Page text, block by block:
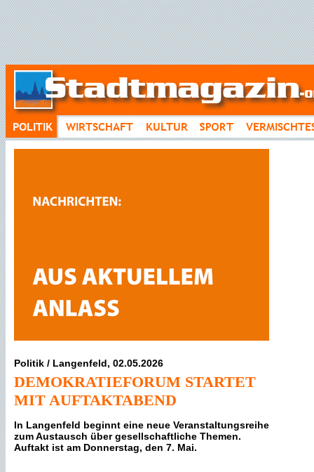
Politik / Langenfeld, 02.05.2026
DEMOKRATIEFORUM STARTET
MIT AUFTAKTABEND
In Langenfeld beginnt eine neue Veranstaltungsreihe
zum Austausch über gesellschaftliche Themen.
Auftakt ist am Donnerstag, den 7. Mai.